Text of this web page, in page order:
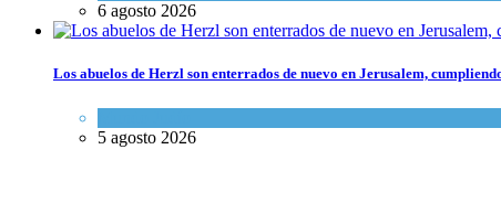
6 agosto 2026
Los abuelos de Herzl son enterrados de nuevo en Jerusalem,
5 agosto 2026